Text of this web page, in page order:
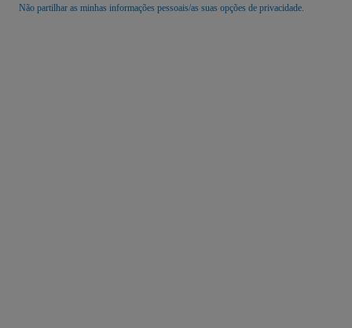
Não partilhar as minhas informações pessoais/as suas opções de privacidade.